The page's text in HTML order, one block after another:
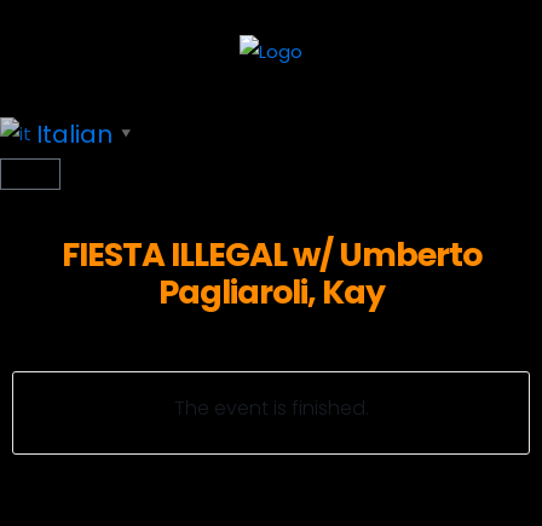
Italian ▼
FIESTA ILLEGAL w/ Umberto
Pagliaroli, Kay
The event is finished.